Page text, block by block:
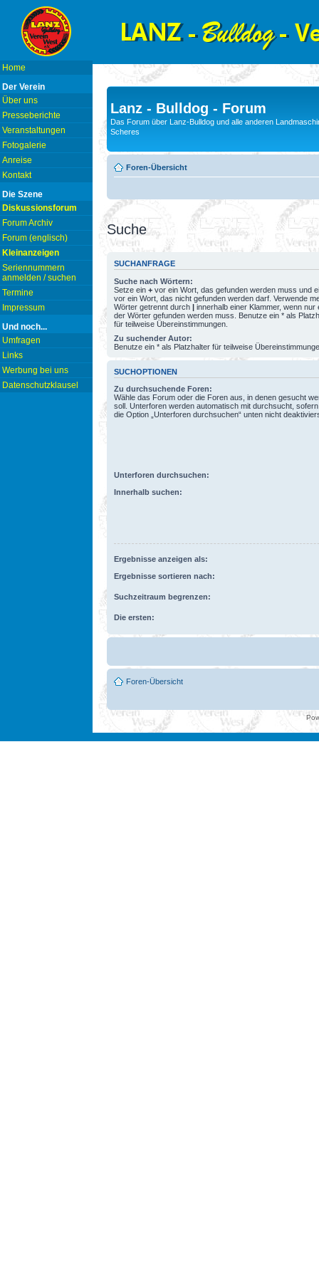
Home
Der Verein
Über uns
Presseberichte
Veranstaltungen
Fotogalerie
Anreise
Kontakt
Die Szene
Diskussionsforum
Forum Archiv
Forum (englisch)
Kleinanzeigen
Seriennummern
anmelden / suchen
Termine
Impressum
Und noch...
Umfragen
Links
Werbung bei uns
Datenschutzklausel
Lanz - Bulldog - Forum
Das Forum über Lanz-Bulldog und alle anderen
Scheres
Foren-Übersicht
Suche
SUCHANFRAGE
Suche nach Wörtern:
Setze ein + vor ein Wort, das gefunden werden muss und
vor ein Wort, das nicht gefunden werden darf. Verwende
Wörter getrennt durch | innerhalb einer Klammer, wenn nur
der Wörter gefunden werden muss. Benutze ein * als
für teilweise Übereinstimmungen.
Zu suchender Autor:
Benutze ein * als Platzhalter für teilweise
SUCHOPTIONEN
Zu durchsuchende Foren:
Wähle das Forum oder die Foren aus, in denen gesucht
soll. Unterforen werden automatisch mit durchsucht,
die Option „Unterforen durchsuchen“ unten nicht
Unterforen durchsuchen:
Innerhalb suchen:
Ergebnisse anzeigen als:
Ergebnisse sortieren nach:
Suchzeitraum begrenzen:
Die ersten:
Foren-Übersicht